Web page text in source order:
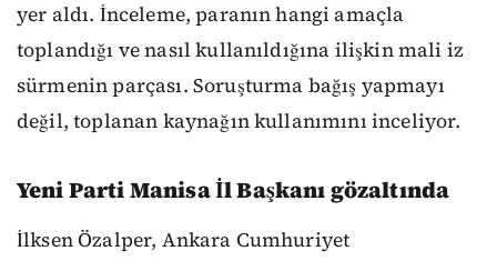
yer aldı. İnceleme, paranın hangi amaçla
toplandığı ve nasıl kullanıldığına ilişkin mali iz
sürmenin parçası. Soruşturma bağış yapmayı
değil, toplanan kaynağın kullanımını inceliyor.
Yeni Parti Manisa İl Başkanı gözaltında
İlksen Özalper, Ankara Cumhuriyet